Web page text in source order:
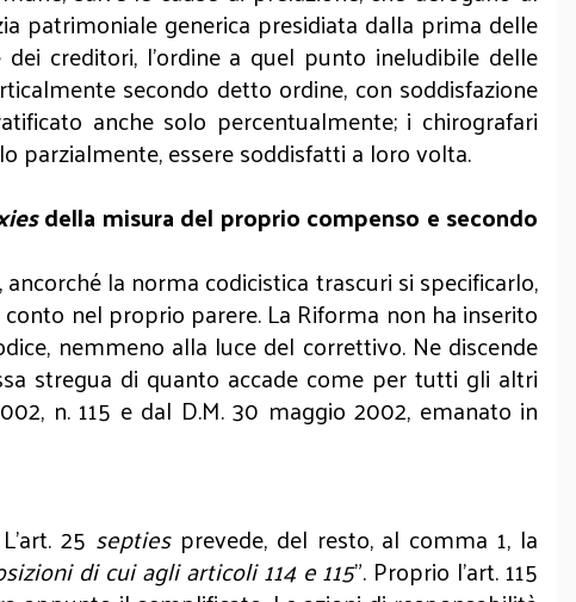
patrimoniale generica presidiata dalla prima delle
creditori, l’ordine a quel punto ineludibile delle
secondo detto ordine, con soddisfazione
anche solo percentualmente; i chirografari
parzialmente, essere soddisfatti a loro volta.
della misura del proprio compenso e secondo
la norma codicistica trascuri si specificarlo,
nel proprio parere. La Riforma non ha inserito
nemmeno alla luce del correttivo. Ne discende
stregua di quanto accade come per tutti gli altri
n. 115 e dal D.M. 30 maggio 2002, emanato in
25 septies prevede, del resto, al comma 1, la
di cui agli articoli 114 e 115”. Proprio l’art. 115